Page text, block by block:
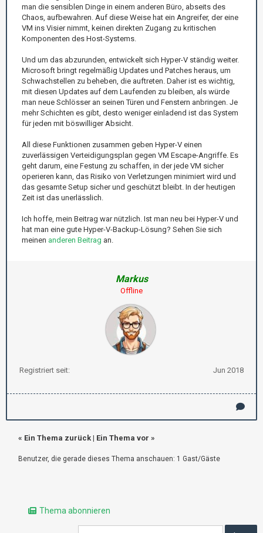
man die sensiblen Dinge in einem anderen Büro, abseits des
Chaos, aufbewahren. Auf diese Weise hat ein Angreifer, der eine
VM ins Visier nimmt, keinen direkten Zugang zu kritischen
Komponenten des Host-Systems.
Und um das abzurunden, entwickelt sich Hyper-V ständig weiter.
Microsoft bringt regelmäßig Updates und Patches heraus, um
Schwachstellen zu beheben, die auftreten. Daher ist es wichtig,
mit diesen Updates auf dem Laufenden zu bleiben, als würde
man neue Schlösser an seinen Türen und Fenstern anbringen. Je
mehr Schichten es gibt, desto weniger einladend ist das System
für jeden mit böswilliger Absicht.
All diese Funktionen zusammen geben Hyper-V einen
zuverlässigen Verteidigungsplan gegen VM Escape-Angriffe. Es
geht darum, eine Festung zu schaffen, in der jede VM sicher
operieren kann, das Risiko von Verletzungen minimiert wird und
das gesamte Setup sicher und geschützt bleibt. In der heutigen
Zeit ist das unerlässlich.
Ich hoffe, mein Beitrag war nützlich. Ist man neu bei Hyper-V und
hat man eine gute Hyper-V-Backup-Lösung? Sehen Sie sich
meinen anderen Beitrag an.
Markus
Offline
Registriert seit: Jun 2018
« Ein Thema zurück | Ein Thema vor »
Benutzer, die gerade dieses Thema anschauen: 1 Gast/Gäste
Thema abonnieren